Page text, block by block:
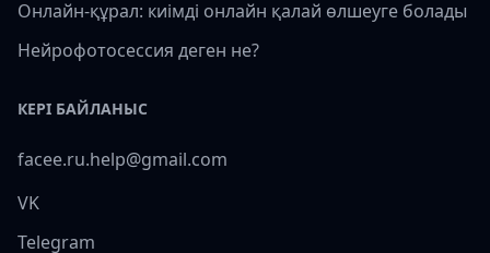
Онлайн-құрал: киімді онлайн қалай өлшеуге болады
Нейрофотосессия деген не?
КЕРІ БАЙЛАНЫС
facee.ru.help@gmail.com
VK
Telegram